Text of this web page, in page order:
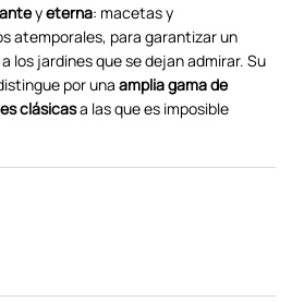
yeterna: macetas y
atemporales, para garantizar un
los jardines que se dejan admirar. Su
por una amplia gama de
clásicasa las que es imposible